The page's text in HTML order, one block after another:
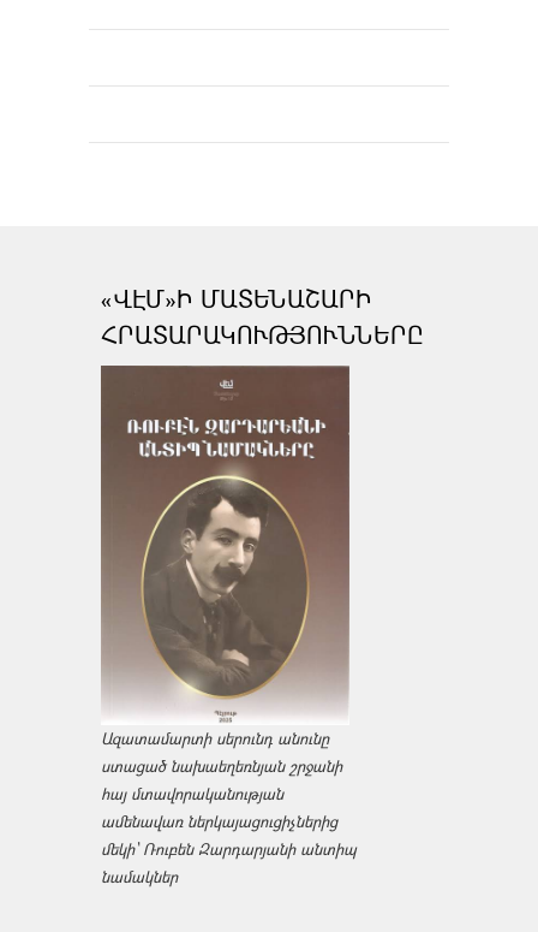
«ՎԷՄ»Ի ՄԱՏԵՆԱՇԱՐԻ
ՀՐԱՏԱՐԱԿՈՒԹՅՈՒՆՆԵՐԸ
Ազատամարտի սերունդ անունը
ստացած նախաեղեռնյան շրջանի
հայ մտավորականության
ամենավառ ներկայացուցիչներից
մեկի՝ Ռուբեն Զարդարյանի անտիպ
նամակներ